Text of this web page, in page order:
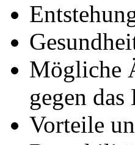
Mögliche
gegen
Vorteile